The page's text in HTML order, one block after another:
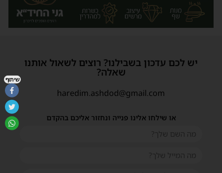
יש לכם עדכון בשבילנו? רוצים לשאול אותנו
שאלה?
haredim.ashdod@gmail.com
או שילחו אלינו פנייה ונחזור אליכם בהקדם
שיתוף